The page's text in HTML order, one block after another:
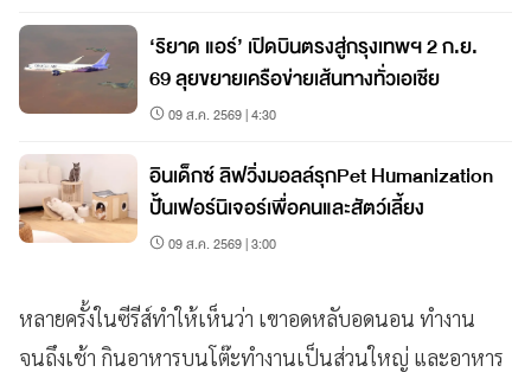
‘ริยาด แอร์’ เปิดบินตรงสู่กรุงเทพฯ 2 ก.ย.
69 ลุยขยายเครือข่ายเส้นทางทั่วเอเชีย
09 ส.ค. 2569 | 4:30
อินเด็กซ์ ลิฟวิ่งมอลล์รุกPet Humanization
ปั้นเฟอร์นิเจอร์เพื่อคนและสัตว์เลี้ยง
09 ส.ค. 2569 | 3:00
หลายครั้งในซีรีส์ทำให้เห็นว่า เขาอดหลับอดนอน ทำงาน
จนถึงเช้า กินอาหารบนโต๊ะทำงานเป็นส่วนใหญ่ และอาหาร